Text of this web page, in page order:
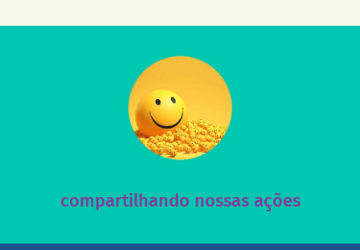
compartilhando nossas ações
Acesse nossas redes sociais e nos ajude compartilhando
nossos posts e nosso site!
acesse nosso instagram